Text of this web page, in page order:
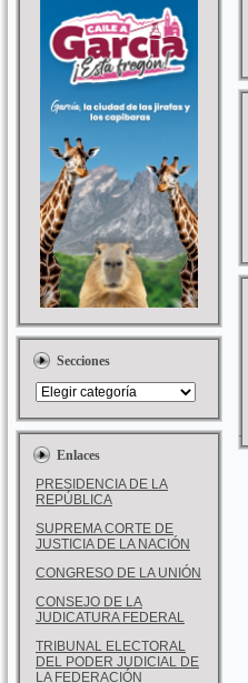
Secciones
Enlaces
PRESIDENCIA DE LA
REPÚBLICA
SUPREMA CORTE DE
JUSTICIA DE LA NACIÓN
CONGRESO DE LA UNIÓN
CONSEJO DE LA
JUDICATURA FEDERAL
TRIBUNAL ELECTORAL
DEL PODER JUDICIAL DE
LA FEDERACIÓN